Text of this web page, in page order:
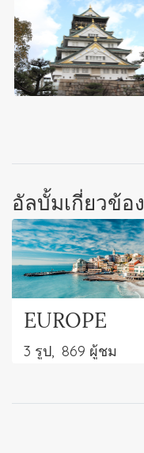
อัลบั้มเกี่ยวข้อง
EUROPE
3 รูป, 869 ผู้ชม